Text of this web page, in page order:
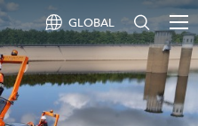
GLOBAL